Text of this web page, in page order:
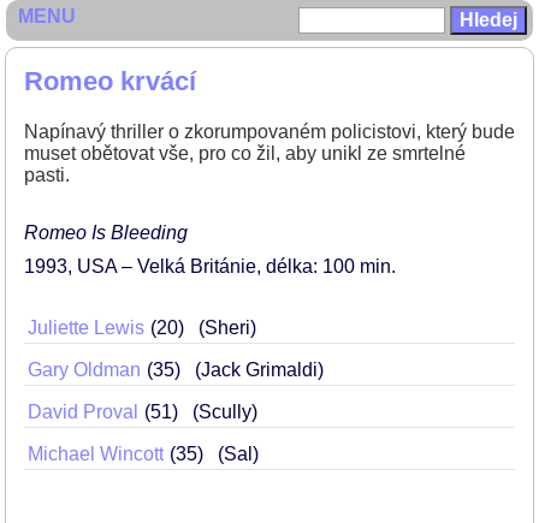
Romeo krvácí
Napínavý thriller o zkorumpovaném policistovi, který bude
muset obětovat vše, pro co žil, aby unikl ze smrtelné
pasti.
Romeo Is Bleeding
1993 USA – Velká Británie délka: 100 min
Juliette Lewis 20 (Sheri)
Gary Oldman 35 (Jack Grimaldi)
David Proval 51 (Scully)
Michael Wincott 35 (Sal)
MENU